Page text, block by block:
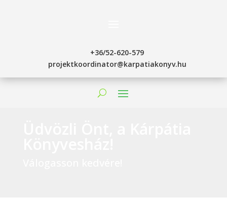
+36/52-620-579
projektkoordinator@karpatiakonyv.hu